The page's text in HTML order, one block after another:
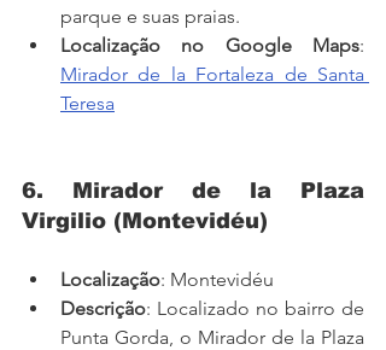
parque e suas praias.
Localização no Google Maps
Mirador de la Fortaleza de Santa
Teresa
6. Mirador de la Plaza
Virgilio (Montevidéu)
Localização: Montevidéu
Descrição: Localizado no bairro de
Punta Gorda, o Mirador de la Plaza